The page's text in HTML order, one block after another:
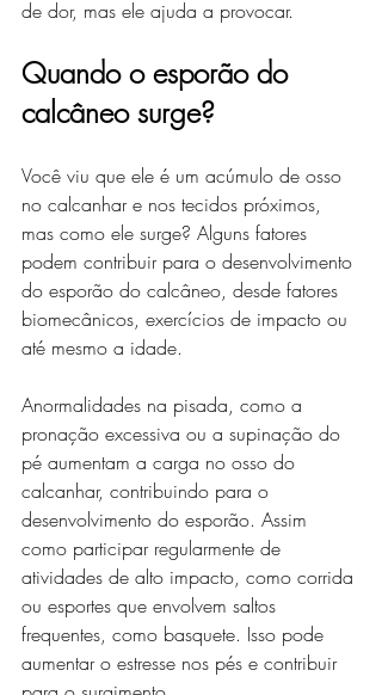
de dor, mas ele ajuda a provocar.
Quando o esporão do
calcâneo surge?
Você viu que ele é um acúmulo de osso
no calcanhar e nos tecidos próximos,
mas como ele surge? Alguns fatores
podem contribuir para o desenvolvimento
do esporão do calcâneo, desde fatores
biomecânicos, exercícios de impacto ou
até mesmo a idade.
Anormalidades na pisada, como a
pronação excessiva ou a supinação do
pé aumentam a carga no osso do
calcanhar, contribuindo para o
desenvolvimento do esporão. Assim
como participar regularmente de
atividades de alto impacto, como corrida
ou esportes que envolvem saltos
frequentes, como basquete. Isso pode
aumentar o estresse nos pés e contribuir